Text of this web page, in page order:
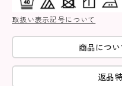
取扱い表示記号について
商品につ
返品